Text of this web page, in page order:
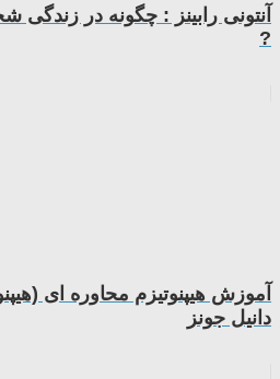
آنتونی رابینز : چگونه در زندگی
?
آموزش هیپنوتیزم محاوره ای
دانیل جونز